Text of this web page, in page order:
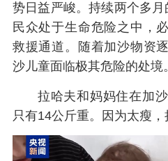
势日益严峻。持续两个多
民众处于生命危险之中，
救援通道。随着加沙物资
沙儿童面临极其危险的处境。
拉哈夫和妈妈住在加
只有14公斤重。因为太瘦，